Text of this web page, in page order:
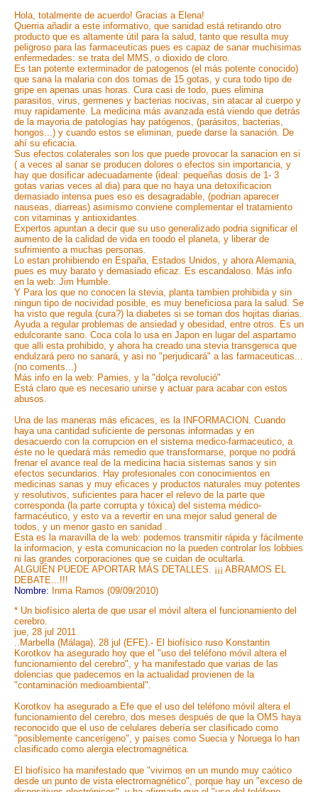
Hola, totalmente de acuerdo! Gracias a Elena!
Querria añadir a este informativo, que sanidad está retirando otro
producto que es altamente útil para la salud, tanto que resulta muy
peligroso para las farmaceuticas pues es capaz de sanar muchisimas
enfermedades: se trata del MMS, o dioxido de cloro.
Es tan potente exterminador de patogenos (el más potente conocido)
que sana la malaria con dos tomas de 15 gotas, y cura todo tipo de
gripe en apenas unas horas. Cura casi de todo, pues elimina
parasitos, virus, germenes y bacterias nocivas, sin atacar al cuerpo y
muy rapidamente. La medicina más avanzada está viendo que detrás
de la mayoria de patologías hay patógenos, (parásitos, bacterias,
hongos...) y cuando estos se eliminan, puede darse la sanación. De
ahí su eficacia.
Sus efectos colaterales son los que puede provocar la sanacion en si
( a veces al sanar se producen dolores o efectos sin importancia, y
hay que dosificar adecuadamente (ideal: pequeñas dosis de 1- 3
gotas varias veces al dia) para que no haya una detoxificacion
demasiado intensa pues eso es desagradable, (podrian aparecer
nauseas, diarreas) asimismo conviene complementar el tratamiento
con vitaminas y antioxidantes.
Expertos apuntan a decir que su uso generalizado podria significar el
aumento de la calidad de vida en toodo el planeta, y liberar de
sufrimiento a muchas personas.
Lo estan prohibiendo en España, Estados Unidos, y ahora Alemania,
pues es muy barato y demasiado eficaz. Es escandaloso. Más info
en la web: Jim Humble.
Y Para los que no conocen la stevia, planta tambien prohibida y sin
ningun tipo de nocividad posible, es muy beneficiosa para la salud. Se
ha visto que regula (cura?) la diabetes si se toman dos hojitas diarias.
Ayuda a regular problemas de ansiedad y obesidad, entre otros. Es un
edulcorante sano. Coca cola lo usa en Japon en lugar del aspartamo
que alli esta prohibido, y ahora ha creado una stevia transgenica que
endulzará pero no sanará, y asi no "perjudicará" a las farmaceuticas...
(no coments...)
Más info en la web: Pamies, y la "dolça revolució"
Está claro que es necesario unirse y actuar para acabar con estos
abusos.
Una de las maneras más eficaces, es la INFORMACION. Cuando
haya una cantidad suficiente de personas informadas y en
desacuerdo con la corrupcion en el sistema medico-farmaceutico, a
éste no le quedará más remedio que transformarse, porque no podrá
frenar el avance real de la medicina hacia sistemas sanos y sin
efectos secundarios. Hay profesionales con conocimientos en
medicinas sanas y muy eficaces y productos naturales muy potentes
y resolutivos, suficientes para hacer el relevo de la parte que
corresponda (la parte corrupta y tóxica) del sistema médico-
farmacéutico, y esto va a revertir en una mejor salud general de
todos, y un menor gasto en sanidad .
Esta es la maravilla de la web: podemos transmitir rápida y fácilmente
la informacion, y esta comunicacion no la pueden controlar los lobbies
ni las grandes corporaciones que se cuidan de ocultarla.
ALGUIÉN PUEDE APORTAR MÁS DETALLES. ¡¡¡ ABRAMOS EL
DEBATE...!!!
Nombre: Inma Ramos (09/09/2010)
* Un biofísico alerta de que usar el móvil altera el funcionamiento del
cerebro.
jue, 28 jul 2011
..Marbella (Málaga), 28 jul (EFE).- El biofísico ruso Konstantin
Korotkov ha asegurado hoy que el "uso del teléfono móvil altera el
funcionamiento del cerebro", y ha manifestado que varias de las
dolencias que padecemos en la actualidad provienen de la
"contaminación medioambiental".
Korotkov ha asegurado a Efe que el uso del teléfono móvil altera el
funcionamiento del cerebro, dos meses después de que la OMS haya
reconocido que el uso de celulares debería ser clasificado como
"posiblemente cancerígeno", y países como Suecia y Noruega lo han
clasificado como alergia electromagnética.
El biofísico ha manifestado que "vivimos en un mundo muy caótico
desde un punto de vista electromagnético", porque hay un "exceso de